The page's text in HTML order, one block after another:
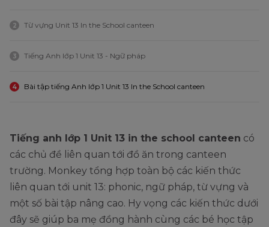
2 Từ vựng Unit 13 In the School canteen
3 Tiếng Anh lớp 1 Unit 13 - Ngữ pháp
4 Bài tập tiếng Anh lớp 1 Unit 13 In the School canteen
Tiếng anh lớp 1 Unit 13 in the school canteen có
các chủ đề liên quan tới đồ ăn trong canteen
trường. Monkey tổng hợp toàn bộ các kiến thức
liên quan tới unit 13: phonic, ngữ pháp, từ vựng và
một số bài tập nâng cao. Hy vọng các kiến thức dưới
đây sẽ giúp ba mẹ đồng hành cùng các bé học tập